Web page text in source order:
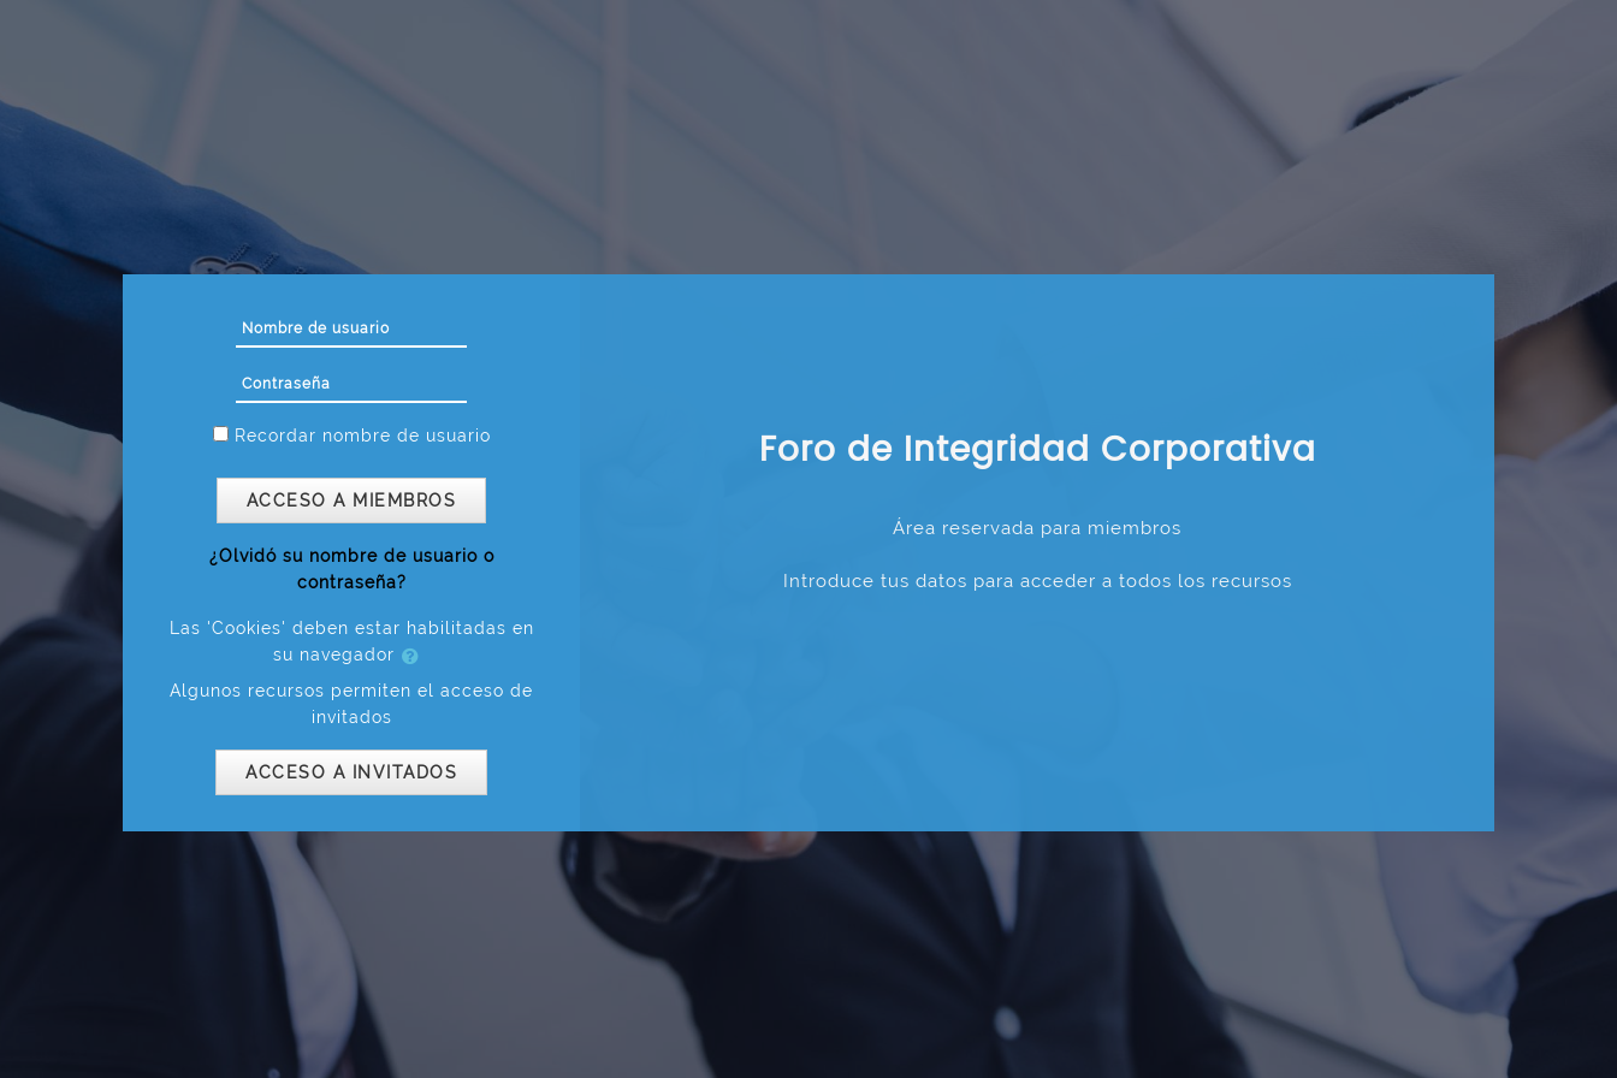
Nombre de usuario
Recordar nombre de usuario
ACCESO A MIEMBROS
¿Olvidó su nombre de usuario o
contraseña?
Las 'Cookies' deben estar habilitadas en
su navegador
Algunos recursos permiten el acceso de
invitados
ACCESO A INVITADOS
Foro de Integridad Corporativa
Área reservada para miembros
Introduce tus datos para acceder a todos los recursos